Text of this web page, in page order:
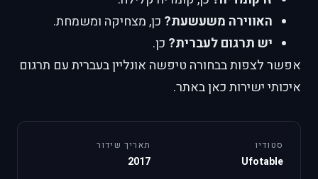
האווירה משעשעת? כן, מצחיקה ומשמחת.
יש תרגום לעברית? כן.
אפשר לצפות בבחורה טיפשה אונליין בעברית עם תרגום
איכותי ישירות כאן באתר.
סטודיו
Ufotable
תאריך שידור
2017